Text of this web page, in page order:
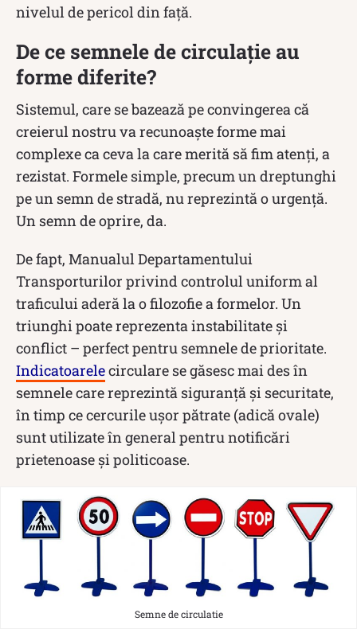
nivelul de pericol din față.
De ce semnele de circulație au
forme diferite?
Sistemul, care se bazează pe convingerea că
creierul nostru va recunoaște forme mai
complexe ca ceva la care merită să fim atenți, a
rezistat. Formele simple, precum un dreptunghi
pe un semn de stradă, nu reprezintă o urgență.
Un semn de oprire, da.
De fapt, Manualul Departamentului
Transporturilor privind controlul uniform al
traficului aderă la o filozofie a formelor. Un
triunghi poate reprezenta instabilitate și
conflict – perfect pentru semnele de prioritate.
Indicatoarelecirculare se găsesc mai des în
semnele care reprezintă siguranță și securitate,
în timp ce cercurile ușor pătrate (adică ovale)
sunt utilizate în general pentru notificări
prietenoase și politicoase.
Semne de circulatie